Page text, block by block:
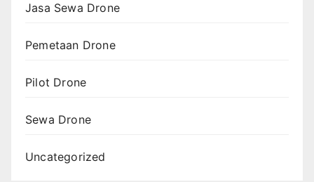
Jasa Sewa Drone
Pemetaan Drone
Pilot Drone
Sewa Drone
Uncategorized